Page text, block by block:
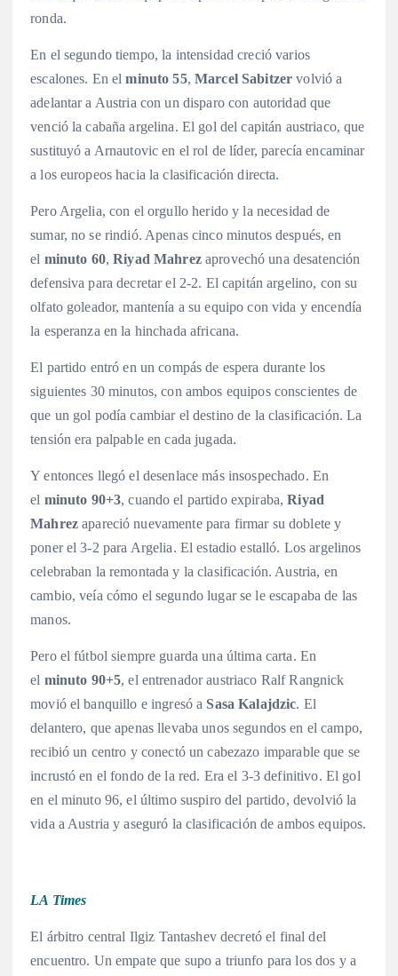
ronda.
En el segundo tiempo, la intensidad creció varios
escalones. En elminuto 55,Marcel Sabitzer volvió a
adelantar a Austria con un disparo con autoridad que
venció la cabaña argelina. El gol del capitán austriaco, que
sustituyó a Arnautovic en el rol de líder, parecía encaminar
a los europeos hacia la clasificación directa.
Pero Argelia, con el orgullo herido y la necesidad de
sumar, no se rindió. Apenas cinco minutos después, en
el minuto 60,Riyad Mahrezaprovechó una desatención
defensiva para decretar el 2-2. El capitán argelino, con su
olfato goleador, mantenía a su equipo con vida y encendía
la esperanza en la hinchada africana.
El partido entró en un compás de espera durante los
siguientes 30 minutos, con ambos equipos conscientes de
que un gol podía cambiar el destino de la clasificación. La
tensión era palpable en cada jugada.
Y entonces llegó el desenlace más insospechado. En
el minuto 90+3, cuando el partido expiraba,Riyad
Mahrezapareció nuevamente para firmar su doblete y
poner el 3-2 para Argelia. El estadio estalló. Los argelinos
celebraban la remontada y la clasificación. Austria, en
cambio, veía cómo el segundo lugar se le escapaba de las
manos.
Pero el fútbol siempre guarda una última carta. En
el minuto 90+5, el entrenador austriaco Ralf Rangnick
movió el banquillo e ingresó a Sasa Kalajdzic. El
delantero, que apenas llevaba unos segundos en el campo,
recibió un centro y conectó un cabezazo imparable que se
incrustó en el fondo de la red. Era el 3-3 definitivo. El gol
en el minuto 96, el último suspiro del partido, devolvió la
vida a Austria y aseguró la clasificación de ambos equipos.
LA Times
El árbitro central Ilgiz Tantashev decretó el final del
encuentro. Un empate que supo a triunfo para los dos y a